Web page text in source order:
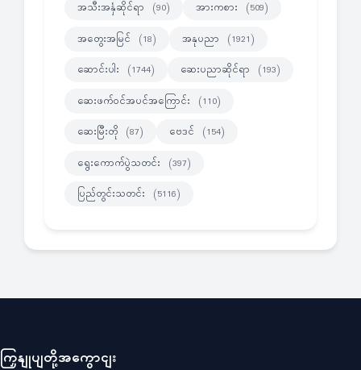
အသီးအနှံဆိုင်ရာ (90) အားကစား (509)
အတွေးအမြင် (18) အနုပညာ (1921)
ဆောင်းပါး (1744) ဆေးပညာဆိုင်ရာ (193)
ဆေးဖက်ဝင်အပင်အကြောင်း (110)
ဆေးမြီးတို (87) ဗေဒင် (154)
ရွေးကောက်ပွဲသတင်း (397)
ပြည်တွင်းသတင်း (5116)
ကြှနျုပျတို့အကွောငျး